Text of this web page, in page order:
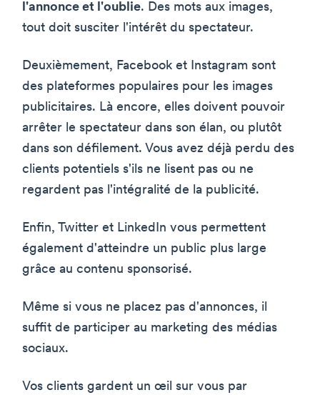
l'annonce et l'oublie. Des mots aux images,
tout doit susciter l'intérêt du spectateur.
Deuxièmement, Facebook et Instagram sont
des plateformes populaires pour les images
publicitaires. Là encore, elles doivent pouvoir
arrêter le spectateur dans son élan, ou plutôt
dans son défilement. Vous avez déjà perdu des
clients potentiels s'ils ne lisent pas ou ne
regardent pas l'intégralité de la publicité.
Enfin, Twitter et LinkedIn vous permettent
également d'atteindre un public plus large
grâce au contenu sponsorisé.
Même si vous ne placez pas d'annonces, il
suffit de participer au marketing des médias
sociaux.
Vos clients gardent un œil sur vous par